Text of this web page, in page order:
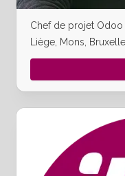
Chef de projet Odoo
Liège, Mons,